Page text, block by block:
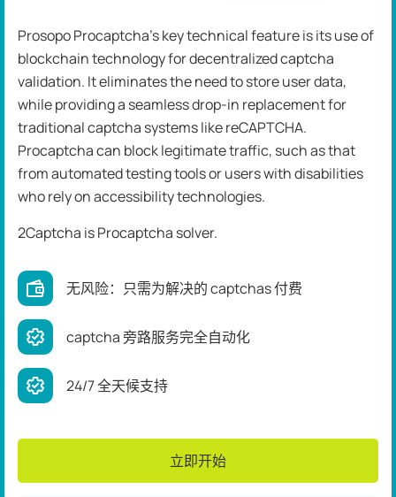
Prosopo Procaptcha's key technical feature is its use of
blockchain technology for decentralized captcha
validation. It eliminates the need to store user data,
while providing a seamless drop-in replacement for
traditional captcha systems like reCAPTCHA.
Procaptcha can block legitimate traffic, such as that
from automated testing tools or users with disabilities
who rely on accessibility technologies.
2Captcha is Procaptcha solver.
无风险：只需为解决的 captchas 付费
captcha 旁路服务完全自动化
24/7 全天候支持
立即开始